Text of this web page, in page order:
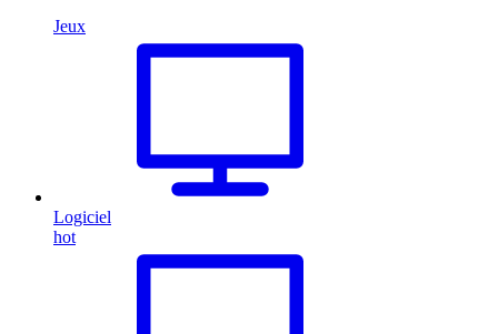
Jeux
Logiciel
hot